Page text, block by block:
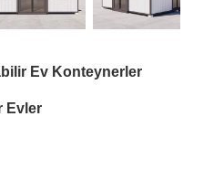
Ev Konteynerler
Evler